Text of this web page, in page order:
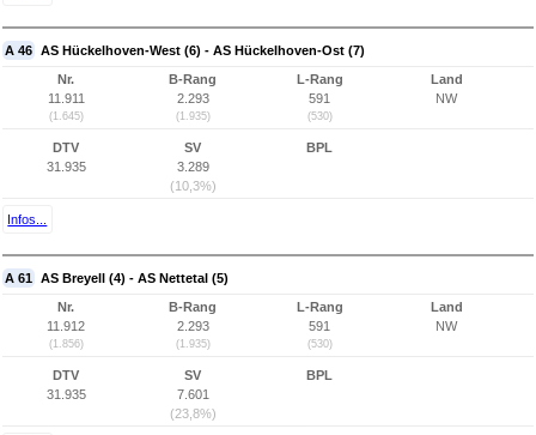
A 46 AS Hückelhoven-West (6) - AS Hückelhoven-Ost (7)
Nr.
11.911
(1.645)
B-Rang
2.293
(1.935)
L-Rang
591
(530)
Land
NW
DTV
31.935
SV
3.289
(10,3%)
BPL
Infos...
A 61 AS Breyell (4) - AS Nettetal (5)
Nr.
11.912
(1.856)
B-Rang
2.293
(1.935)
L-Rang
591
(530)
Land
NW
DTV
31.935
SV
7.601
(23,8%)
BPL